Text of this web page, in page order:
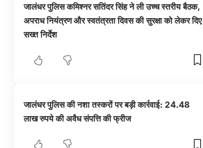
जालंधर पुलिस कमिश्नर सतिंदर सिंह ने ली उच्च स्तरीय बैठक,
अपराध नियंत्रण और स्वतंत्रता दिवस की सुरक्षा को लेकर दिए
सख्त निर्देश
जालंधर पुलिस की नशा तस्करों पर बड़ी कार्रवाई: 24.48
लाख रुपये की अवैध संपत्ति की फ्रीज